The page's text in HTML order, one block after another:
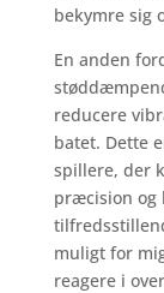
bekymre sig
En anden
reducere
batet. Dette
spillere, der
præcision og
muligt for
reagere i